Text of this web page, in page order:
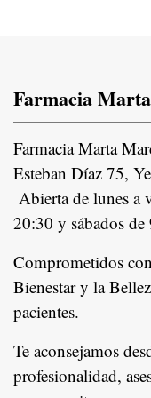
Farmacia
Farmacia Marta
Esteban Díaz 75,
Abierta de lunes a
20:30 y sábados
Comprometidos
Bienestar y la
pacientes.
Te aconsejamos
profesionalidad,